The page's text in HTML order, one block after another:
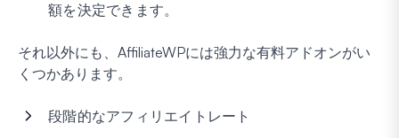
額を決定できます。
それ以外にも、AffiliateWPには強力な有料アドオンがい
くつかあります。
段階的なアフィリエイトレート